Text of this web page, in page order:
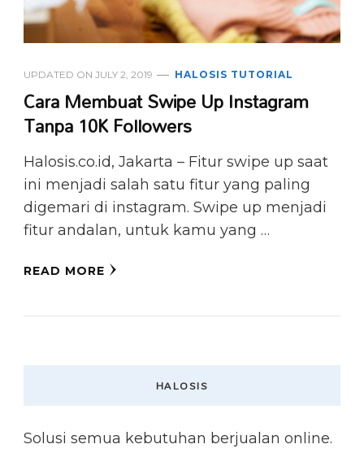
UPDATED ON JULY 2, 2019 HALOSIS TUTORIAL
Cara Membuat Swipe Up Instagram
Tanpa 10K Followers
Halosis.co.id, Jakarta – Fitur swipe up saat
ini menjadi salah satu fitur yang paling
digemari di instagram. Swipe up menjadi
fitur andalan, untuk kamu yang …
READ MORE
HALOSIS
Solusi semua kebutuhan berjualan online.